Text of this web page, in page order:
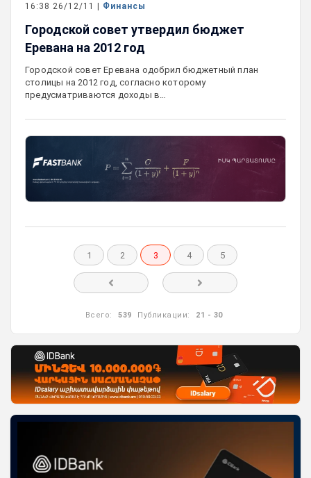
16:38 26/12/11 | Финансы
Городской совет утвердил бюджет
Еревана на 2012 год
Городской совет Еревана одобрил бюджетный план
столицы на 2012 год, согласно которому
предусматриваются доходы в…
1 2 3 4 5
Всего: 539 Публикации: 21 - 30